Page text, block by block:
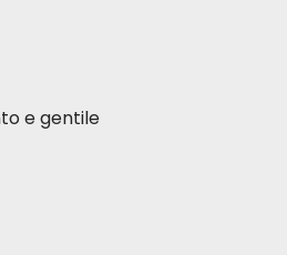
e gentile